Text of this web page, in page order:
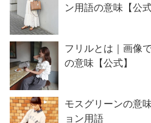
ン用語の意味【公式
フリルとは｜画像
の意味【公式】
モスグリーンの意
ョン用語